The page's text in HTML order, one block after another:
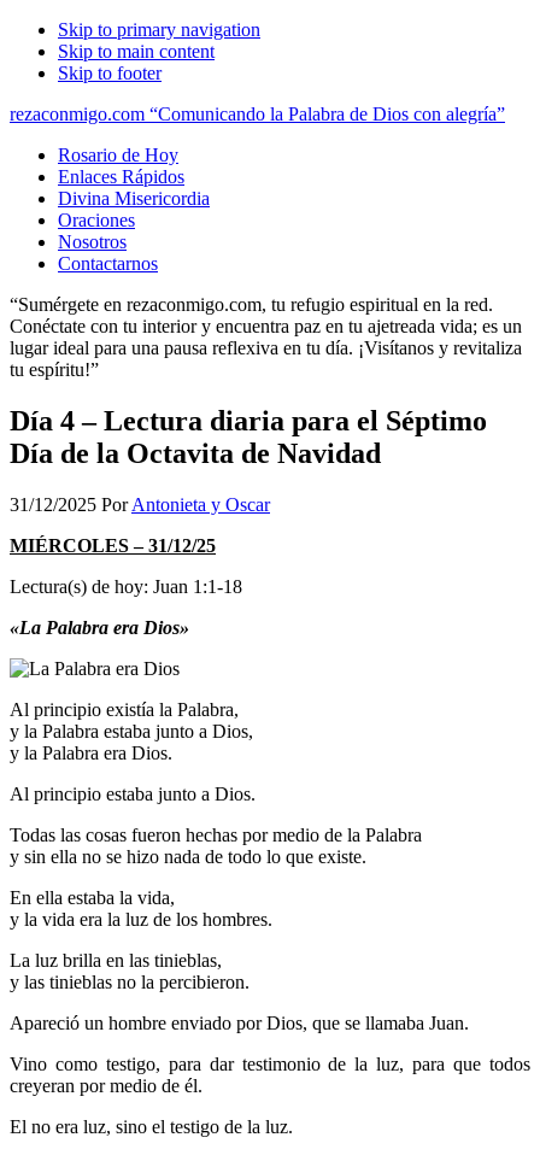
Skip to primary navigation
Skip to main content
Skip to footer
rezaconmigo.com “Comunicando la Palabra de Dios con alegría”
Rosario de Hoy
Enlaces Rápidos
Divina Misericordia
Oraciones
Nosotros
Contactarnos
“Sumérgete en rezaconmigo.com, tu refugio espiritual en la red.
Conéctate con tu interior y encuentra paz en tu ajetreada vida; es un
lugar ideal para una pausa reflexiva en tu día. ¡Visítanos y revitaliza
tu espíritu!”
Día 4 – Lectura diaria para el Séptimo
Día de la Octavita de Navidad
31/12/2025 PorAntonieta y Oscar
MIÉRCOLES – 31/12/25
Lectura(s) de hoy: Juan 1:1-18
«La Palabra era Dios»
Al principio existía la Palabra,
y la Palabra estaba junto a Dios,
y la Palabra era Dios.
Al principio estaba junto a Dios.
Todas las cosas fueron hechas por medio de la Palabra
y sin ella no se hizo nada de todo lo que existe.
En ella estaba la vida,
y la vida era la luz de los hombres.
La luz brilla en las tinieblas,
y las tinieblas no la percibieron.
Apareció un hombre enviado por Dios, que se llamaba Juan.
Vino como testigo, para dar testimonio de la luz, para que todos
creyeran por medio de él.
El no era luz, sino el testigo de la luz.